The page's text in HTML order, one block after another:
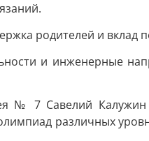
родителей и вклад
и инженерные
№ 7 Савелий
различных